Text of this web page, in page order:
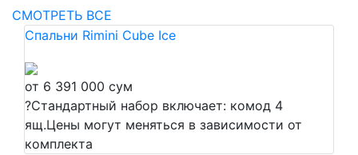
СМОТРЕТЬ ВСЕ
Спальни Rimini Cube Ice
от 6 391 000 сум
?Стандартный набор включает: комод 4
ящ.Цены могут меняться в зависимости от
комплекта